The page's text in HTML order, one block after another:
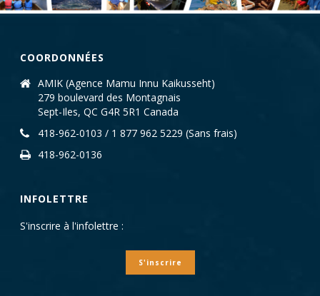
COORDONNÉES
AMIK (Agence Mamu Innu Kaikusseht)
279 boulevard des Montagnais
Sept-Iles, QC G4R 5R1 Canada
418-962-0103 / 1 877 962 5229 (Sans frais)
418-962-0136
INFOLETTRE
S'inscrire à l'infolettre :
S'inscrire